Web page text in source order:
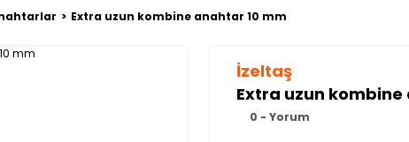
Extra uzun kombine anahtar 10 mm
İzeltaş
Extra uzun
0 - Yorum